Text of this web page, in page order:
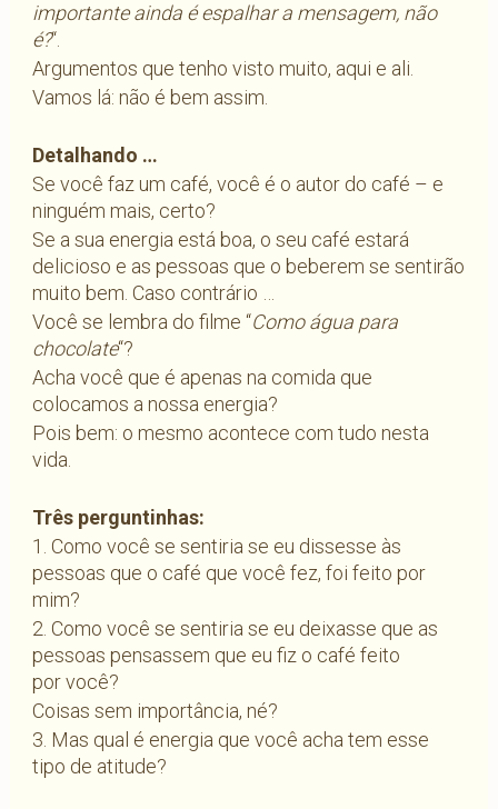
importante ainda é espalhar a mensagem, não
é?“.
Argumentos que tenho visto muito, aqui e ali.
Vamos lá: não é bem assim.
Detalhando …
Se você faz um café, você é o autor do café – e
ninguém mais, certo?
Se a sua energia está boa, o seu café estará
delicioso e as pessoas que o beberem se sentirão
muito bem. Caso contrário …
Você se lembra do filme “Como água para
chocolate“?
Acha você que é apenas na comida que
colocamos a nossa energia?
Pois bem: o mesmo acontece com tudo nesta
vida.
Três perguntinhas:
1. Como você se sentiria se eu dissesse às
pessoas que o café que você fez, foi feito por
mim?
2. Como você se sentiria se eu deixasse que as
pessoas pensassem que eu fiz o café feito
por você?
Coisas sem importância, né?
3. Mas qual é energia que você acha tem esse
tipo de atitude?